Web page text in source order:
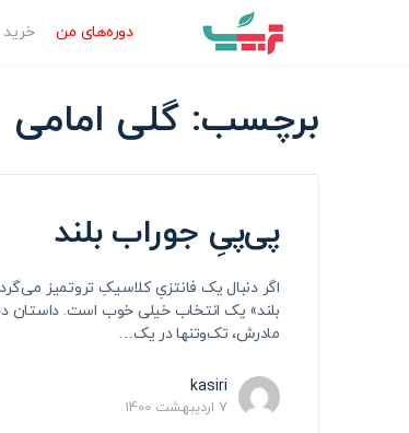
دوره‌‌های من
برچسب: گلی امامی
پی‌پیِ جوراب بلند
اگر دنبال یک فانتزیِ کلاسیکِ تروتمیز
بلند» یک انتخاب خیلی خوب است. داستان
مادرش، تک‌وتنها در یک…
kasiri
7 اردیبهشت 1400